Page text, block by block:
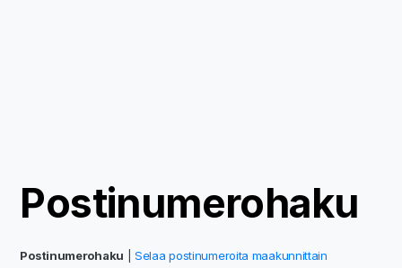
Postinumerohaku
Postinumerohaku |Selaa postinumeroita maakunnittain